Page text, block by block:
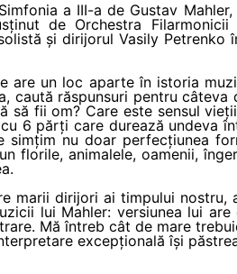
a III-a de Gustav
de Orchestra Filarmonicii
și dirijorul Vasily Petrenko
un loc aparte în istoria
caută răspunsuri pentru
fii om? Care este sensul
6 părți care durează undeva
nu doar perfecțiunea
florile, animalele, oamenii,
marii dirijori ai timpului nostru,
lui Mahler: versiunea lui
Mă întreb cât de mare
excepțională își